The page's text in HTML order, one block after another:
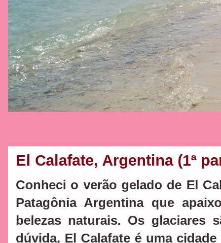
El Calafate, Argentina (1ª
Conheci o verão gelado de El
Patagônia Argentina que
belezas naturais. Os glaciares
dúvida, El Calafate é uma